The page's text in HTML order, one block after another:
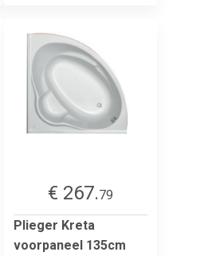
€ 267.79
Plieger Kreta
voorpaneel 135cm